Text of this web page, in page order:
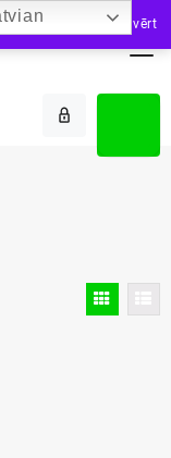
info@siltini.lvAizvērt